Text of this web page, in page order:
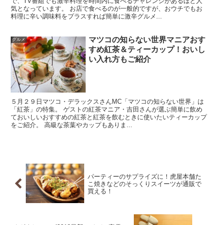
気となっています。 お店で食べるのが一般的ですが、おウチでもお
料理に辛い調味料をプラスすれば簡単に激辛グルメ...
グルメ
マツコの知らない世界マニアおす
すめ紅茶＆ティーカップ！おいし
い入れ方もご紹介
５月２９日マツコ・デラックスさんMC「マツコの知らない世界」は
「紅茶」の特集。 ゲストの紅茶マニア・吉田さんが選ぶ簡単に飲め
ておいしいおすすめの紅茶と紅茶を飲むときに使いたいティーカップ
をご紹介。 高級な茶葉やカップもありま...
パーティーのサプライズに！虎屋本舗た
こ焼きなどのそっくりスイーツが通販で
買える！